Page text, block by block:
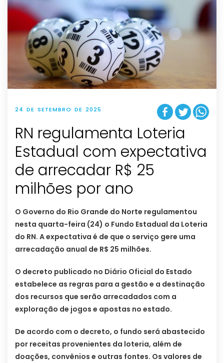
24 DE SETEMBRO DE 2025
RN regulamenta Loteria
Estadual com expectativa
de arrecadar R$ 25
milhões por ano
O Governo do Rio Grande do Norte regulamentou
nesta quarta-feira (24) o Fundo Estadual da Loteria
do RN. A expectativa é de que o serviço gere uma
arrecadação anual de R$ 25 milhões.
O decreto publicado no Diário Oficial do Estado
estabelece as regras para a gestão e a destinação
dos recursos que serão arrecadados com a
exploração de jogos e apostas no estado.
De acordo com o decreto, o fundo será abastecido
por receitas provenientes da loteria, além de
doações, convênios e outras fontes. Os valores de